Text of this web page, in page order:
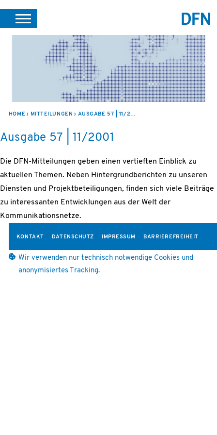
SUPPORT LEICHTE SPRACHE
VEREIN INTERN
HOME MITTEILUNGEN AUSGABE 57 | 11/2001
Ausgabe 57 | 11/2001
Die DFN-Mitteilungen geben einen vertieften Einblick zu
aktuellen Themen. Neben Hintergrundberichten zu unseren
Diensten und Projektbeteiligungen, finden sich viele Beiträge
zu interessanten Entwicklungen aus der Welt der
Kommunikationsnetze.
KONTAKT DATENSCHUTZ IMPRESSUM BARRIEREFREIHEIT
Wir verwenden nur technisch notwendige Cookies und
anonymisiertes Tracking.